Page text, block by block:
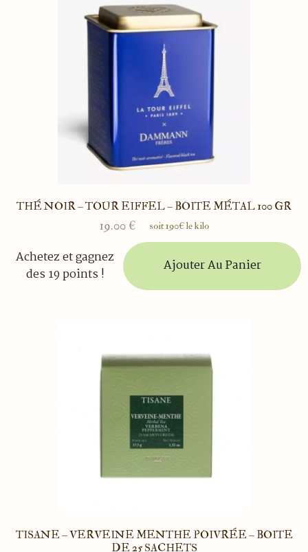
THÉ NOIR – TOUR EIFFEL – BOITE MÉTAL 100 GR
19.00 € soit 190€ le kilo
Achetez et gagnez
des 19 points !
Ajouter Au Panier
TISANE – VERVEINE MENTHE POIVRÉE – BOITE
DE 25 SACHETS